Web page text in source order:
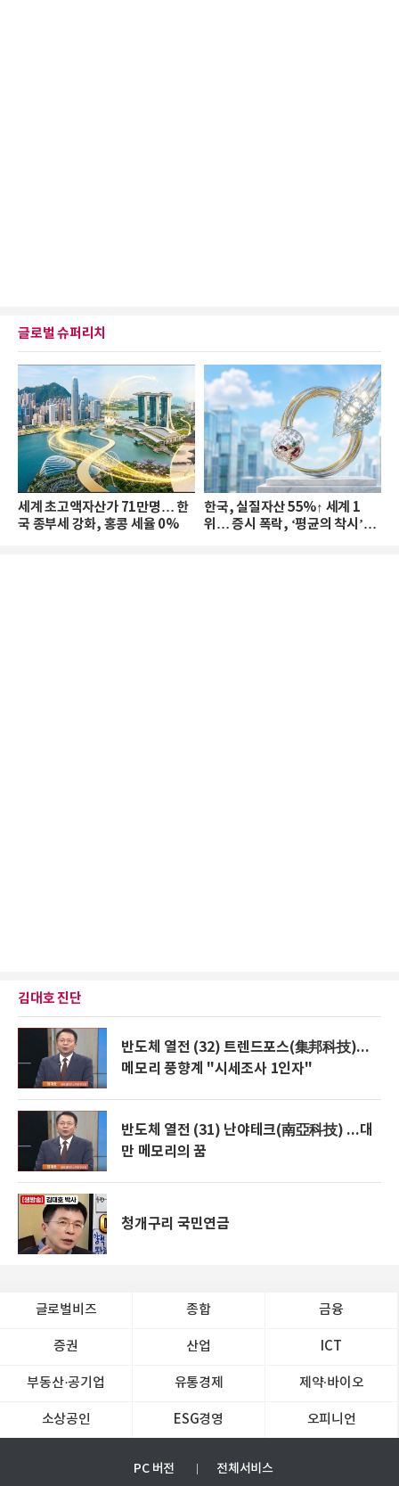
글로벌 슈퍼리치
세계 초고액자산가 71만명… 한
국 종부세 강화, 홍콩 세율 0%
한국, 실질자산 55%↑ 세계 1
위… 증시 폭락, ‘평균의 착시’와
김대호 진단
반도체 열전 (32) 트렌드포스(集邦科技)...
메모리 풍향계 "시세조사 1인자"
반도체 열전 (31) 난야테크(南亞科技) ...대
만 메모리의 꿈
청개구리 국민연금
글로벌비즈 종합 금융
증권 산업 ICT
부동산·공기업 유통경제 제약∙바이오
소상공인 ESG경영 오피니언
PC 버전 전체서비스